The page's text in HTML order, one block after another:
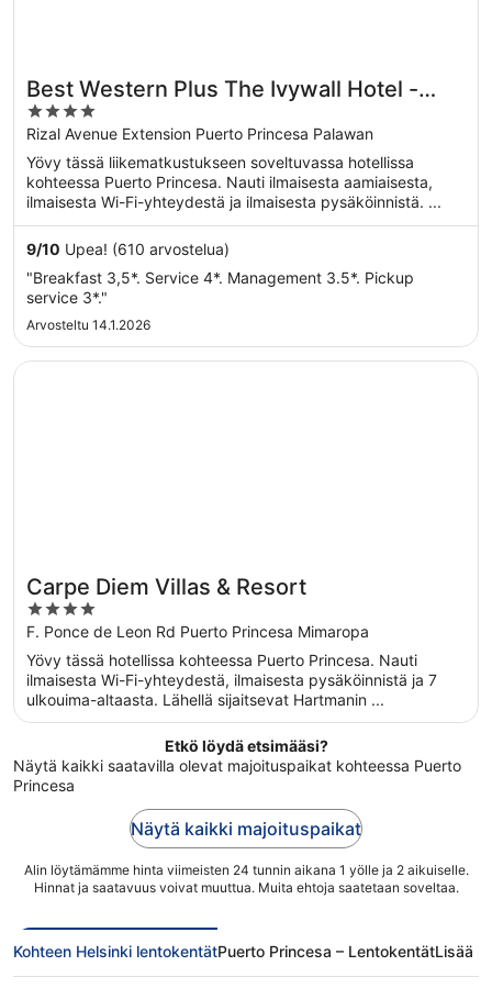
Best Western Plus The Ivywall Hotel -
Palawan
4
out
of
5
Rizal Avenue Extension Puerto Princesa Palawan
Yövy tässä liikematkustukseen soveltuvassa hotellissa
kohteessa Puerto Princesa. Nauti ilmaisesta aamiaisesta,
ilmaisesta Wi-Fi-yhteydestä ja ilmaisesta pysäköinnistä. ...
9/10 Upea! (610 arvostelua)
"Breakfast 3,5*. Service 4*. Management 3.5*. Pickup
service 3*."
Arvosteltu 14.1.2026
Carpe Diem Villas & Resort
4
out
of
5
F. Ponce de Leon Rd Puerto Princesa Mimaropa
Yövy tässä hotellissa kohteessa Puerto Princesa. Nauti
ilmaisesta Wi-Fi-yhteydestä, ilmaisesta pysäköinnistä ja 7
ulkouima-altaasta. Lähellä sijaitsevat Hartmanin ...
Avautuu uuteen ikkunaan
Carpe Diem Villas & Resort
Etkö löydä etsimääsi?
Näytä kaikki saatavilla olevat majoituspaikat kohteessa Puerto
Princesa
Näytä kaikki majoituspaikat
Alin löytämämme hinta viimeisten 24 tunnin aikana 1 yölle ja 2 aikuiselle.
Hinnat ja saatavuus voivat muuttua. Muita ehtoja saatetaan soveltaa.
Kohteen Helsinki lentokentätPuerto Princesa – LentokentätLisää